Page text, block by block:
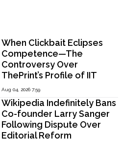
When Clickbait Eclipses
Competence—The
Controversy Over
ThePrint’s Profile of IIT
Madras Director V.
Kamakoti
Aug 04, 2026 7:59
Wikipedia Indefinitely Bans
Co-founder Larry Sanger
Following Dispute Over
Editorial Reform